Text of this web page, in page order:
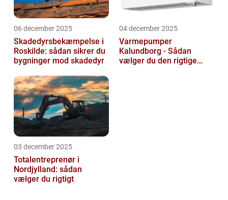
06 december 2025
Skadedyrsbekæmpelse i
Roskilde: sådan sikrer du
bygninger mod skadedyr
04 december 2025
Varmepumper
Kalundborg - Sådan
vælger du den rigtige
03 december 2025
Totalentreprenør i
Nordjylland: sådan
vælger du rigtigt